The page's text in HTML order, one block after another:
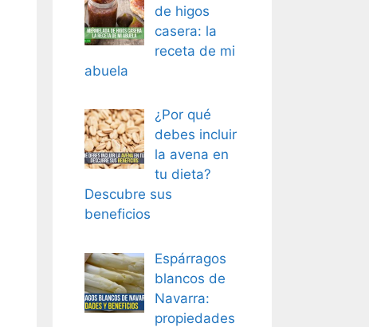
de higos
casera: la
receta de mi
abuela
¿Por qué
debes incluir
la avena en
tu dieta?
Descubre sus
beneficios
Espárragos
blancos de
Navarra:
propiedades